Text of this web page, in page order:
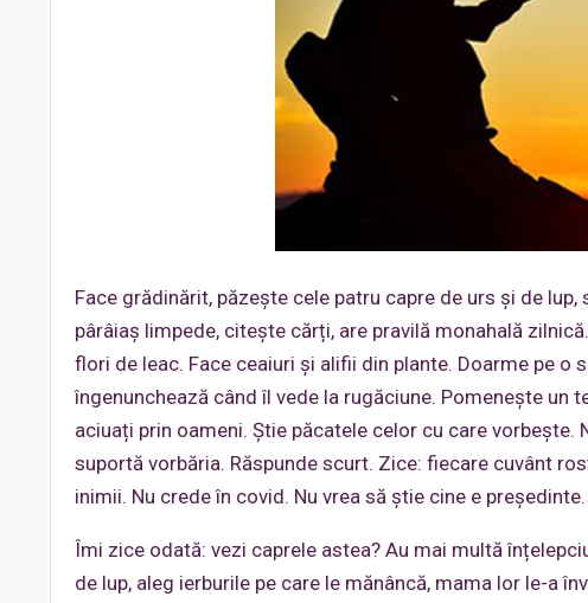
Face grădinărit, păzește cele patru capre de urs și de
pârâiaș limpede, citește cărți, are pravilă monahală
flori de leac. Face ceaiuri și alifii din plante. Doarme pe o
îngenunchează când îl vede la rugăciune. Pomenește un
aciuați prin oameni. Știe păcatele celor cu care
suportă vorbăria. Răspunde scurt. Zice: fiecare cuvânt
inimii. Nu crede în covid. Nu vrea să știe cine e
Îmi zice odată: vezi caprele astea? Au mai multă
de lup, aleg ierburile pe care le mănâncă, mama lor le-a